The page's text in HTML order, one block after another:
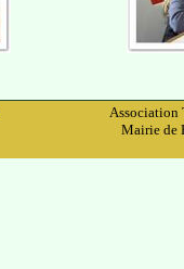
Association
Mairie de